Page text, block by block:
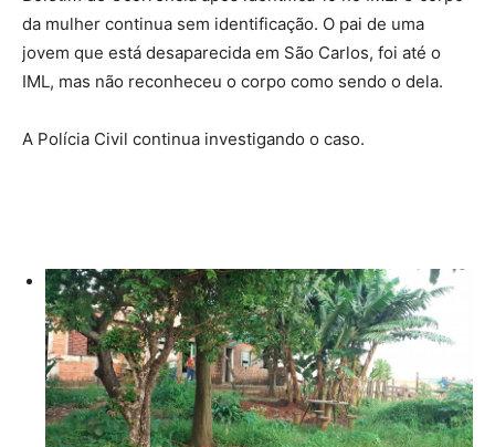
da mulher continua sem identificação. O pai de uma
jovem que está desaparecida em São Carlos, foi até o
IML, mas não reconheceu o corpo como sendo o dela.
A Polícia Civil continua investigando o caso.